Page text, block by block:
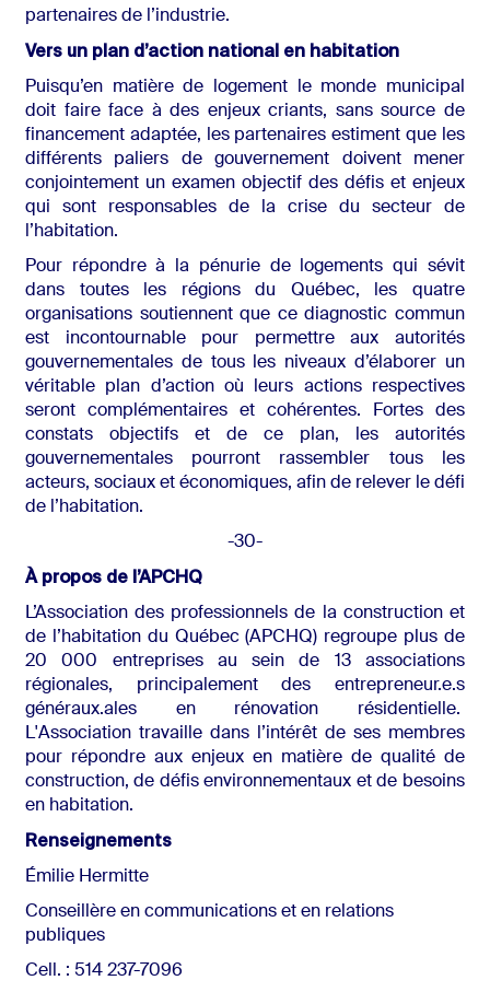
partenaires de l’industrie.
Vers un plan d’action national en habitation
Puisqu’en matière de logement le monde municipal
doit faire face à des enjeux criants, sans source de
financement adaptée, les partenaires estiment que les
différents paliers de gouvernement doivent mener
conjointement un examen objectif des défis et enjeux
qui sont responsables de la crise du secteur de
l’habitation.
Pour répondre à la pénurie de logements qui sévit
dans toutes les régions du Québec, les quatre
organisations soutiennent que ce diagnostic commun
est incontournable pour permettre aux autorités
gouvernementales de tous les niveaux d’élaborer un
véritable plan d’action où leurs actions respectives
seront complémentaires et cohérentes. Fortes des
constats objectifs et de ce plan, les autorités
gouvernementales pourront rassembler tous les
acteurs, sociaux et économiques, afin de relever le défi
de l’habitation.
-30-
À propos de l’APCHQ
L’Association des professionnels de la construction et
de l’habitation du Québec (APCHQ) regroupe plus de
20 000 entreprises au sein de 13 associations
régionales, principalement des entrepreneur.e.s
généraux.ales en rénovation résidentielle.
L'Association travaille dans l’intérêt de ses membres
pour répondre aux enjeux en matière de qualité de
construction, de défis environnementaux et de besoins
en habitation.
Renseignements
Émilie Hermitte
Conseillère en communications et en relations
publiques
Cell. : 514 237-7096